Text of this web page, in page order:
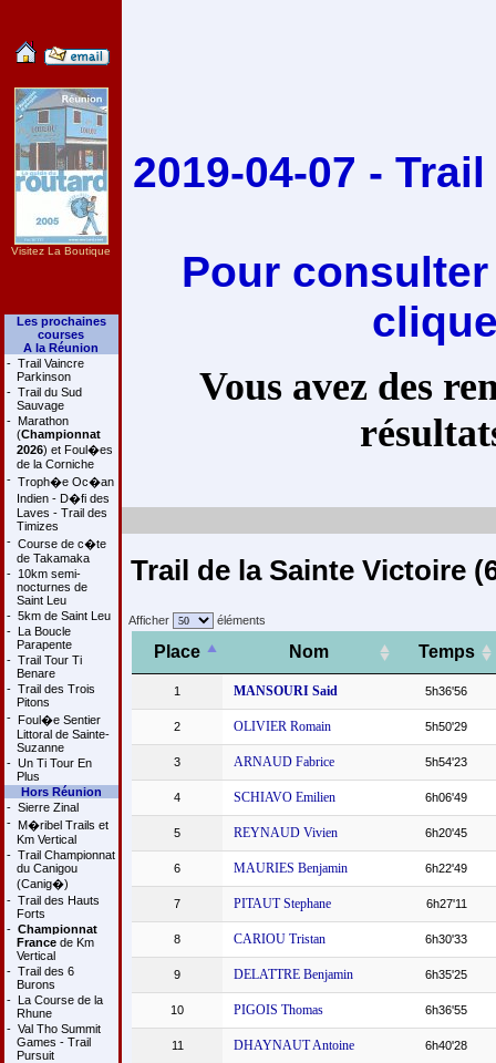
Visitez La Boutique
Les prochaines
courses
A la Réunion
- Trail Vaincre
Parkinson
- Trail du Sud
Sauvage
- Marathon
(Championnat
2026) et Foul�es
de la Corniche
- Troph�e Oc�an
Indien - D�fi des
Laves - Trail des
Timizes
- Course de c�te
de Takamaka
- 10km semi-
nocturnes de
Saint Leu
- 5km de Saint Leu
- La Boucle
Parapente
- Trail Tour Ti
Benare
- Trail des Trois
Pitons
- Foul�e Sentier
Littoral de Sainte-
Suzanne
- Un Ti Tour En
Plus
Hors Réunion
- Sierre Zinal
- M�ribel Trails et
Km Vertical
- Trail Championnat
du Canigou
(Canig�)
- Trail des Hauts
Forts
- Championnat
Francede Km
Vertical
- Trail des 6
Burons
- La Course de la
Rhune
- Val Tho Summit
Games - Trail
Pursuit
2019-04-07 -
Pour
Vous avez des
Trail de la Sainte Victoire
Afficher éléments
Place Nom Temps
1 MANSOURI Said 5h36'56
2 OLIVIER Romain 5h50'29
3 ARNAUD Fabrice 5h54'23
4 SCHIAVO Emilien 6h06'49
5 REYNAUD Vivien 6h20'45
6 MAURIES Benjamin 6h22'49
7 PITAUT Stephane 6h27'11
8 CARIOU Tristan 6h30'33
9 DELATTRE Benjamin 6h35'25
10 PIGOIS Thomas 6h36'55
11 DHAYNAUT Antoine 6h40'28